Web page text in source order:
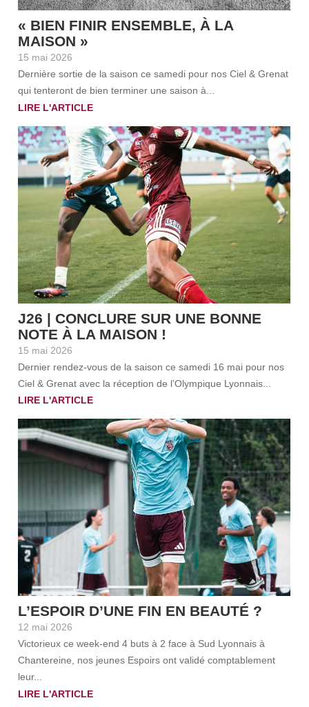
« BIEN FINIR ENSEMBLE, À LA
MAISON »
15 mai 2026
Dernière sortie de la saison ce samedi pour nos Ciel & Grenat
qui tenteront de bien terminer une saison à...
LIRE L'ARTICLE
J26 | CONCLURE SUR UNE BONNE
NOTE À LA MAISON !
15 mai 2026
Dernier rendez-vous de la saison ce samedi 16 mai pour nos
Ciel & Grenat avec la réception de l’Olympique Lyonnais...
LIRE L'ARTICLE
L’ESPOIR D’UNE FIN EN BEAUTÉ ?
12 mai 2026
Victorieux ce week-end 4 buts à 2 face à Sud Lyonnais à
Chantereine, nos jeunes Espoirs ont validé comptablement
leur...
LIRE L'ARTICLE